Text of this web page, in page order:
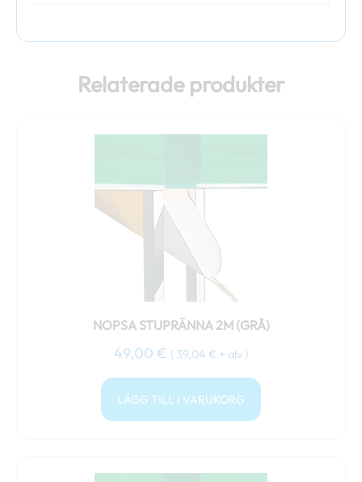
Relaterade produkter
NOPSA STUPRÄNNA 2M (GRÅ)
49,00 € ( 39,04 € + alv )
LÄGG TILL I VARUKORG